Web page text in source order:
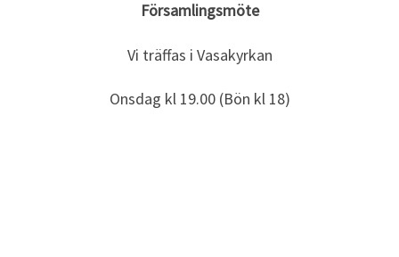
Församlingsmöte
Vi träffas i Vasakyrkan
Onsdag kl 19.00 (Bön kl 18)